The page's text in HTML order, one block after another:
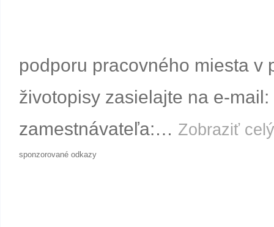
podporu pracovného miesta v
životopisy zasielajte na e-
zamestnávateľa:… Zobraziť
sponzorované odkazy